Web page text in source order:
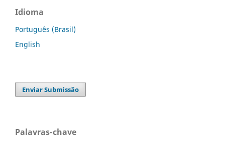
Idioma
Português (Brasil)
English
Enviar Submissão
Palavras-chave